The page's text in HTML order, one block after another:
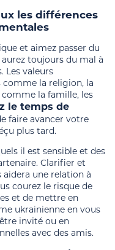
les différences
et aimez passer du
toujours du mal à
Les valeurs
comme la religion, la
la famille, les
le temps de
faire avancer votre
plus tard.
il est sensible et des
Clarifier et
une relation à
courez le risque de
et de mettre en
ukrainienne en vous
invité ou en
avec des amis.